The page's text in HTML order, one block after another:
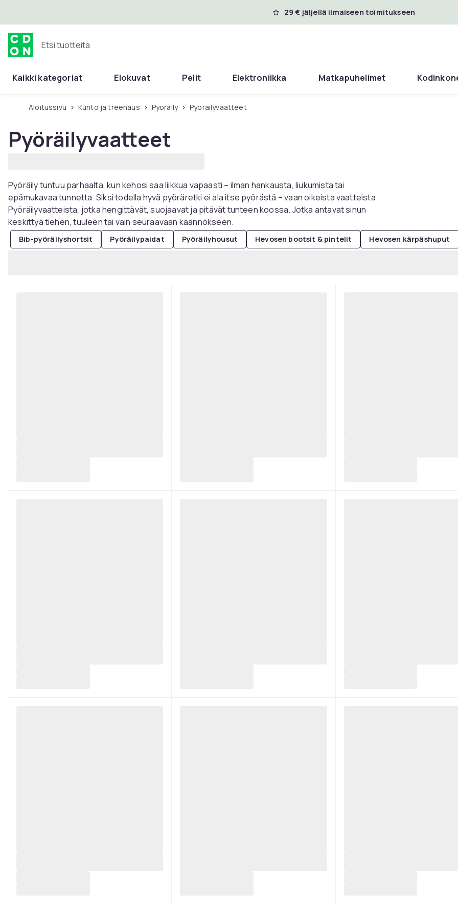
29 € jäljellä ilmaiseen toimitukseen
Etsi tuotteita
Kaikki kategoriat Elokuvat Pelit Elektroniikka Matkapuhelimet
Aloitussivu Kunto ja treenaus Pyöräily Pyöräilyvaatteet
Pyöräilyvaatteet
Pyöräily tuntuu parhaalta, kun kehosi saa liikkua vapaasti – ilman hankausta, liukumista tai
epämukavaa tunnetta. Siksi todella hyvä pyöräretki ei ala itse pyörästä – vaan oikeista vaatteista.
Pyöräilyvaatteista, jotka hengittävät, suojaavat ja pitävät tunteen koossa. Jotka antavat sinun
keskittyä tiehen, tuuleen tai vain seuraavaan käännökseen.
Bib-pyöräilyshortsit Pyöräilypaidat Pyöräilyhousut Hevosen bootsit & pintelit Hevosen kärpäshuput